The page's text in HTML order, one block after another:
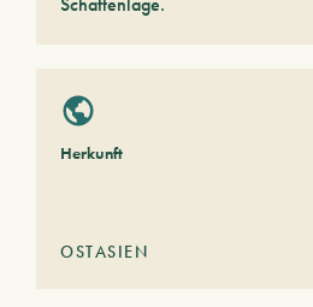
Herkunft
OSTASIEN